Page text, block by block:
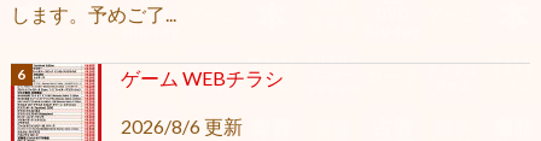
します。予めご了...
ゲーム WEBチラシ
2026/8/6 更新